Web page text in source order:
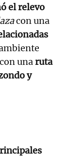
el relevo
con una
unaruta
y